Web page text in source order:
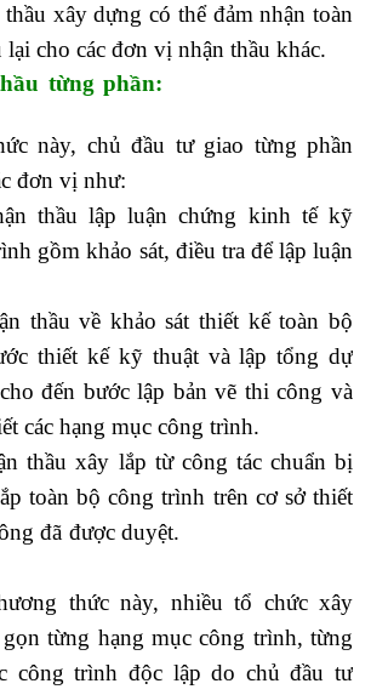
xây dựng có thể đảm nhận toàn
cho các đơn vị nhận thầu khác.
từng phần:
này, chủ đầu tư giao từng phần
đơn vị như:
thầu lập luận chứng kinh tế kỹ
gồm khảo sát, điều tra để lập luận
thầu về khảo sát thiết kế toàn bộ
thiết kế kỹ thuật và lập tổng dự
đến bước lập bản vẽ thi công và
các hạng mục công trình.
thầu xây lắp từ công tác chuẩn bị
toàn bộ công trình trên cơ sở thiết
đã được duyệt.
thức này, nhiều tổ chức xây
từng hạng mục công trình, từng
công trình độc lập do chủ đầu tư